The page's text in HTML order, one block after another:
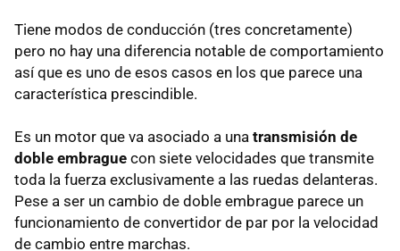
Tiene modos de conducción (tres concretamente)
pero no hay una diferencia notable de comportamiento
así que es uno de esos casos en los que parece una
característica prescindible.
Es un motor que va asociado a una transmisión de
doble embrague con siete velocidades que transmite
toda la fuerza exclusivamente a las ruedas delanteras.
Pese a ser un cambio de doble embrague parece un
funcionamiento de convertidor de par por la velocidad
de cambio entre marchas.